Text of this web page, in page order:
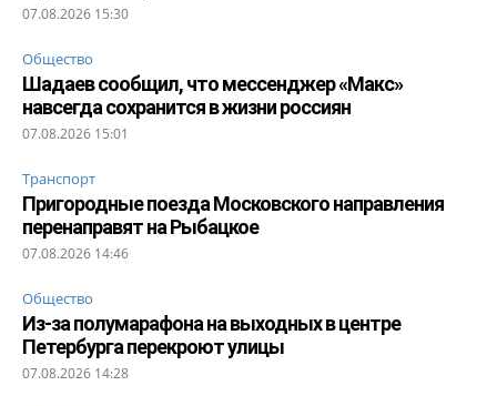
07.08.2026 15:30
Общество
Шадаев сообщил, что мессенджер «Макс»
навсегда сохранится в жизни россиян
07.08.2026 15:01
Транспорт
Пригородные поезда Московского направления
перенаправят на Рыбацкое
07.08.2026 14:46
Общество
Из-за полумарафона на выходных в центре
Петербурга перекроют улицы
07.08.2026 14:28